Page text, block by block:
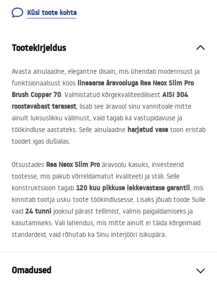
Küsi toote kohta
Tootekirjeldus
Avasta ainulaadne, elegantne disain, mis ühendab modernsust ja
funktsionaalsust koos lineaarse äravooluga Rea Neox Slim Pro
Brush Copper 70. Valmistatud kõrgekvaliteedilisest AISI 304
roostevabast terasest, lisab see äravool sinu vannitoale mitte
ainult luksuslikku välimust, vaid tagab ka vastupidavuse ja
töökindluse aastateks. Selle ainulaadne harjatud vase toon eristab
toodet igas dušialas.
Otsustades Rea Neox Slim Proäravoolu kasuks, investeerid
tootesse, mis pakub võrreldamatut kvaliteeti ja stiili. Selle
konstruktsioon tagab 120 kuu pikkuse lekkevastase garantii, mis
kinnitab tootja usku toote töökindlusesse. Lisaks jõuab toode Sulle
vaid 24 tunni jooksul pärast tellimist, valmis paigaldamiseks ja
kasutamiseks. Vali lahendus, mis mitte ainult ei täida kõrgeimaid
standardeid, vaid rõhutab ka Sinu interjööri isikupära.
Omadused